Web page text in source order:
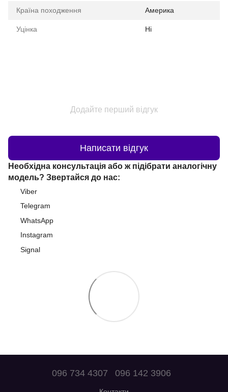
Країна походження Америка
Уцінка Ні
Додайте перший відгук
Написати відгук
Необхідна консультація або ж підібрати аналогічну
модель? Звертайся до нас:
Viber
Telegram
WhatsApp
Instagram
Signal
096 734 4307 096 142 3906